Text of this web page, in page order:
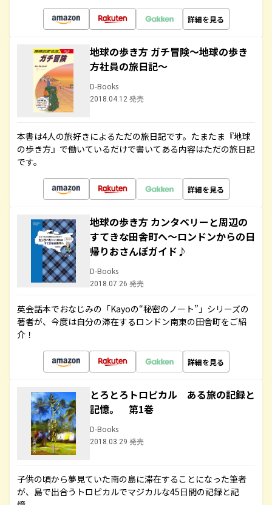
詳細を見る
地球の歩き方 ガチ冒険～地球の歩き
方社員の旅日記～
D-Books
2018.04.12 発売
本書は4人の旅好きによるただの旅日記です。たまたま『地球
の歩き方』で働いているだけで書いてある内容はただの旅日記
です。
詳細を見る
地球の歩き方 カンタベリーと周辺の
すてきな田舎町へ～ロンドンからの日
帰りおさんぽガイド♪
D-Books
2018.07.26 発売
英会話本でおなじみの「Kayoの“秘密のノート”」シリーズの
著者が、今度は自分の滞在するロンドン南東の田舎町をご紹
介！
詳細を見る
とろとろトロピカル ある旅の記録と
記憶。 第1巻
D-Books
2018.03.29 発売
子供の頃から夢見ていた南の島に滞在することになった筆者
が、島で出合うトロピカルでマジカルな45日間の記録と記